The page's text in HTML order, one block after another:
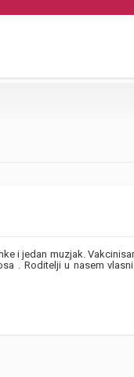
i jedan muzjak.
. Roditelji u nasem